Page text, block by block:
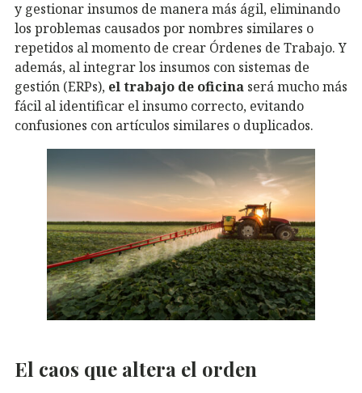
y gestionar insumos de manera más ágil, eliminando
los problemas causados por nombres similares o
repetidos al momento de crear Órdenes de Trabajo. Y
además, al integrar los insumos con sistemas de
gestión (ERPs), el trabajo de oficina será mucho más
fácil al identificar el insumo correcto, evitando
confusiones con artículos similares o duplicados.
El caos que altera el orden